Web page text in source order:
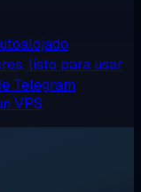
listo para usar
Telegram
VPS